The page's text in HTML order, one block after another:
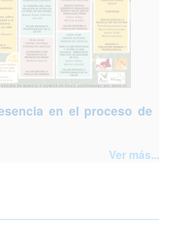
en el proceso de
Ver más...